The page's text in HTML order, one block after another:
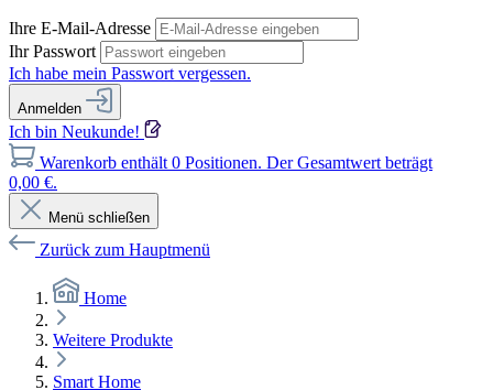
Ihre E-Mail-Adresse
Ihr Passwort
Ich habe mein Passwort vergessen.
Anmelden
Ich bin Neukunde!
Warenkorb enthält 0 Positionen. Der Gesamtwert beträgt
0,00 €.
Menü schließen
Zurück zum Hauptmenü
Home
Weitere Produkte
Smart Home